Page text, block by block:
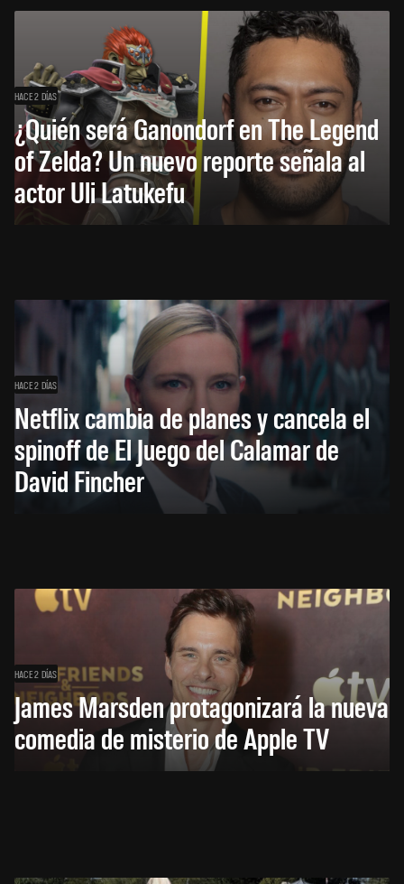
HACE 2 DÍAS
¿Quién será Ganondorf en The Legend
of Zelda? Un nuevo reporte señala al
actor Uli Latukefu
HACE 2 DÍAS
Netflix cambia de planes y cancela el
spinoff de El Juego del Calamar de
David Fincher
HACE 2 DÍAS
James Marsden protagonizará la nueva
comedia de misterio de Apple TV